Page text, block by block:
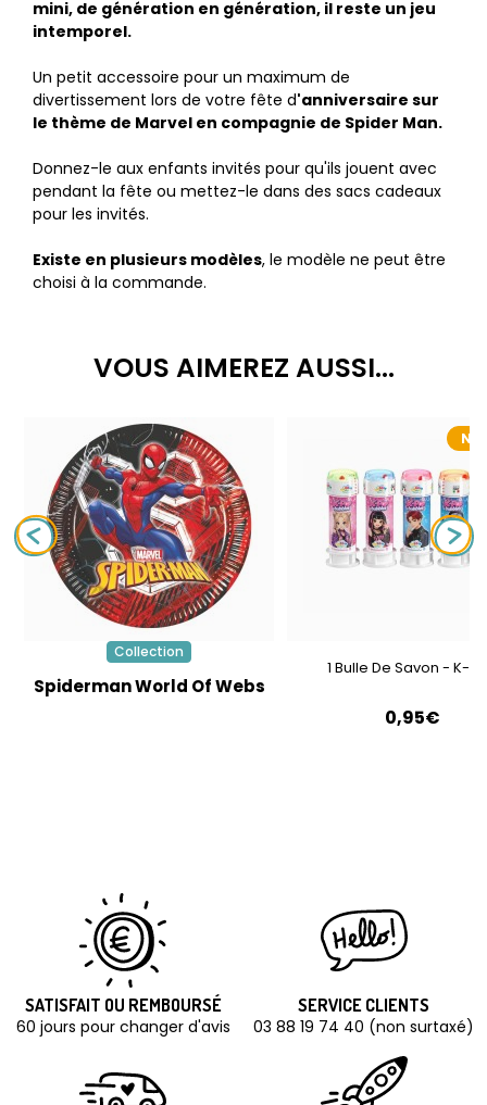
mini, de génération en génération, il reste un jeu
intemporel.
Un petit accessoire pour un maximum de
divertissement lors de votre fête d'anniversaire sur
le thème de Marvel en compagnie de Spider Man.
Donnez-le aux enfants invités pour qu'ils jouent avec
pendant la fête ou mettez-le dans des sacs cadeaux
pour les invités.
Existe en plusieurs modèles, le modèle ne peut être
choisi à la commande.
VOUS AIMEREZ AUSSI...
Collection
Spiderman World Of Webs
1 Bulle De Savon - K-
0,95€
SATISFAIT OU REMBOURSÉ
60 jours pour changer d'avis
SERVICE CLIENTS
03 88 19 74 40 (non surtaxé)